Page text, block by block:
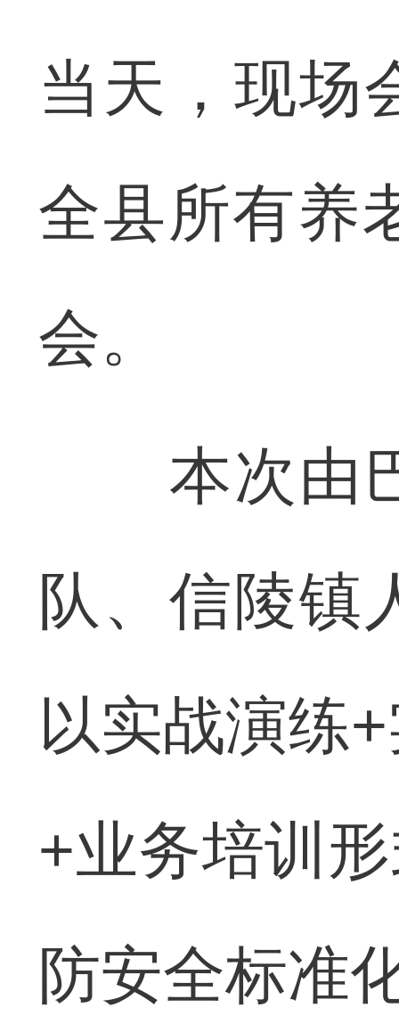
当天，现场
全县所有养
会。
本次由巴
队、信陵镇
以实战演练
+业务培训
防安全标准